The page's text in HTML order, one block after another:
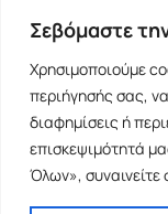
Σεβόμαστε
Χρησιμοποιούμε
περιήγησής σας,
διαφημίσεις ή
επισκεψιμότητά
Όλων»,
+30